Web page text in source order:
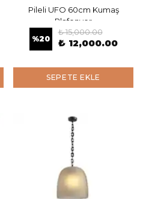
Pileli UFO 60cm Kumaş
Plafonyer
%20
₺ 15,000.00
₺ 12,000.00
SEPETE EKLE